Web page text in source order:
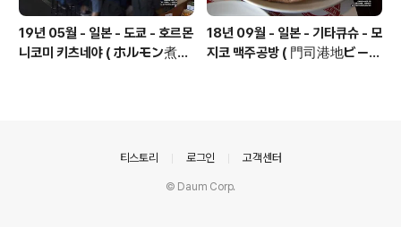
19년 05월 - 일본 - 도쿄 - 호르몬
니코미 키츠네야 ( ホルモン煮込
18년 09월 - 일본 - 기타큐슈 - 모
지코 맥주공방 ( 門司港地ビール
티스토리 로그인 고객센터
© Daum Corp.